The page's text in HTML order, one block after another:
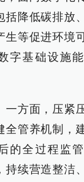
括降低碳排放
生等促进环境
字基础设施
一方面，压紧
全管养机制，
的全过程监
持续营造整洁